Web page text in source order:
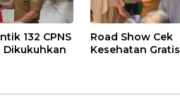
132 CPNS
Dikukuhkan
Road Show Cek
Kesehatan Gratis